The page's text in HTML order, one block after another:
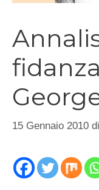
15 Gennaio 2010 di